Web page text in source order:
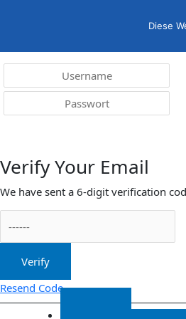
Verify Your Email
We have sent a 6-digit verification
Verify
Resend Code
Diese